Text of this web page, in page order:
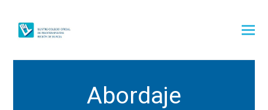
Abordaje